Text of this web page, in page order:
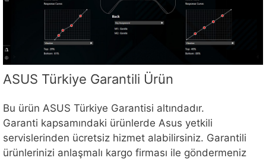
ASUS Türkiye Garantili Ürün
Bu ürün ASUS Türkiye Garantisi altındadır.
Garanti kapsamındaki ürünlerde Asus yetkili
servislerinden ücretsiz hizmet alabilirsiniz. Garantili
ürünlerinizi anlaşmalı kargo firması ile göndermeniz